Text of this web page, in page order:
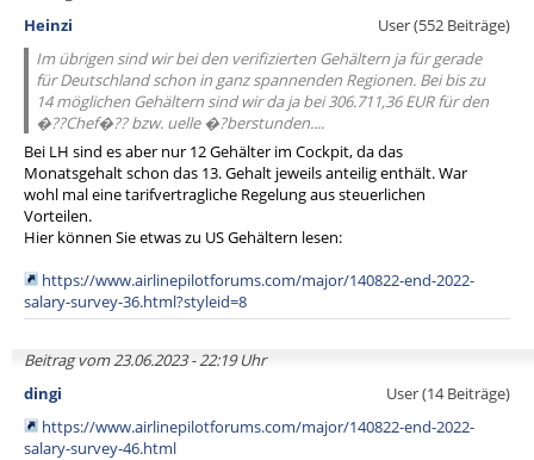
Heinzi
User (552 Beiträge)
Im übrigen sind wir bei den verifizierten Gehältern ja für gerade
für Deutschland schon in ganz spannenden Regionen. Bei bis zu
14 möglichen Gehältern sind wir da ja bei 306.711,36 EUR für den
�??Chef�?? bzw. uelle �?berstunden....
Bei LH sind es aber nur 12 Gehälter im Cockpit, da das
Monatsgehalt schon das 13. Gehalt jeweils anteilig enthält. War
wohl mal eine tarifvertragliche Regelung aus steuerlichen
Vorteilen.
Hier können Sie etwas zu US Gehältern lesen:
https://www.airlinepilotforums.com/major/140822-end-2022-
salary-survey-36.html?styleid=8
Beitrag vom 23.06.2023 - 22:19 Uhr
dingi
User (14 Beiträge)
https://www.airlinepilotforums.com/major/140822-end-2022-
salary-survey-46.html